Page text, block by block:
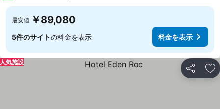
最安値 ￥89,080
5件のサイトの料金を表示 料金を表示
シェア お
人気施設